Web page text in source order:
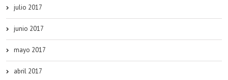
julio 2017
junio 2017
mayo 2017
abril 2017